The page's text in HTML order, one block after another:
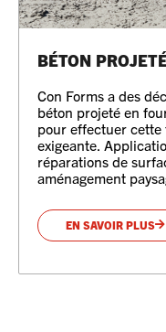
BÉTON
Con Forms a des
béton projeté en
pour effectuer
exigeante.
réparations de
aménagement
EN SAVOIR PLUS